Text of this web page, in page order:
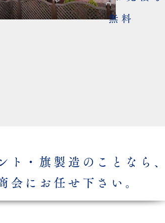
無料
ト・旗製造のことなら
会にお任せ下さい。